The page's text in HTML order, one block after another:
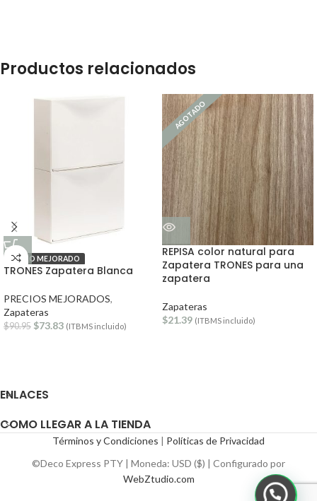
Productos relacionados
PRECIO MEJORADO
TRONES Zapatera Blanca
PRECIOS MEJORADOS,
Zapateras
$90.95 $73.83 (ITBMS incluido)
AGOTADO
REPISA color natural para
Zapatera TRONES para una
zapatera
Zapateras
$21.39 (ITBMS incluido)
ENLACES
COMO LLEGAR A LA TIENDA
Términos y Condiciones | Políticas de Privacidad
©Deco Express PTY | Moneda: USD ($) | Configurado por
WebZtudio.com